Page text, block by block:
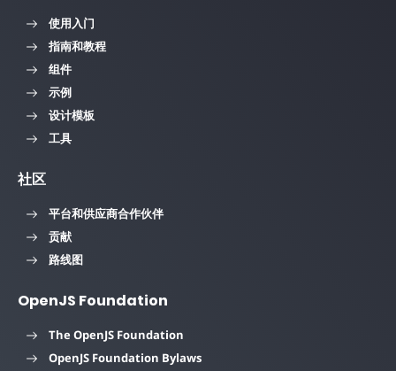
使用入门
指南和教程
组件
示例
设计模板
工具
社区
平台和供应商合作伙伴
贡献
路线图
OpenJS Foundation
The OpenJS Foundation
OpenJS Foundation Bylaws